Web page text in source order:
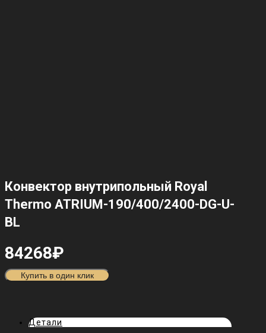
Конвектор внутрипольный Royal
Thermo ATRIUM-190/400/2400-DG-U-
BL
84268₽
Купить в один клик
Детали